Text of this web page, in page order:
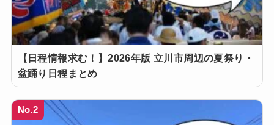
【日程情報求む！】2026年版 立川市周辺の夏祭り・
盆踊り日程まとめ
No.2